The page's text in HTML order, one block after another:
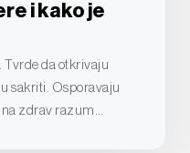
i kako je
Tvrde da otkrivaju
sakriti. Osporavaju
zdrav razum…